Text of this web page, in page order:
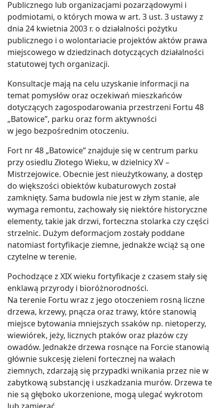
Publicznego lub organizacjami pozarządowymi i
podmiotami, o których mowa w art. 3 ust. 3 ustawy z
dnia 24 kwietnia 2003 r. o działalności pożytku
publicznego i o wolontariacie projektów aktów prawa
miejscowego w dziedzinach dotyczących działalności
statutowej tych organizacji.
Konsultacje mają na celu uzyskanie informacji na
temat pomysłów oraz oczekiwań mieszkańców
dotyczących zagospodarowania przestrzeni Fortu 48
„Batowice”, parku oraz form aktywności
w jego bezpośrednim otoczeniu.
Fort nr 48 „Batowice” znajduje się w centrum parku
przy osiedlu Złotego Wieku, w dzielnicy XV –
Mistrzejowice. Obecnie jest nieużytkowany, a dostęp
do większości obiektów kubaturowych został
zamknięty. Sama budowla nie jest w złym stanie, ale
wymaga remontu, zachowały się niektóre historyczne
elementy, takie jak drzwi, forteczna stolarka czy części
strzelnic. Dużym deformacjom zostały poddane
natomiast fortyfikacje ziemne, jednakże wciąż są one
czytelne w terenie.
Pochodzące z XIX wieku fortyfikacje z czasem stały się
enklawą przyrody i bioróżnorodności.
Na terenie Fortu wraz z jego otoczeniem rosną liczne
drzewa, krzewy, pnącza oraz trawy, które stanowią
miejsce bytowania mniejszych ssaków np. nietoperzy,
wiewiórek, jeży, licznych ptaków oraz płazów czy
owadów. Jednakże drzewa rosnące na Forcie stanowią
głównie sukcesję zieleni fortecznej na wałach
ziemnych, zdarzają się przypadki wnikania przez nie w
zabytkową substancję i uszkadzania murów. Drzewa te
nie są głęboko ukorzenione, mogą ulegać wykrotom